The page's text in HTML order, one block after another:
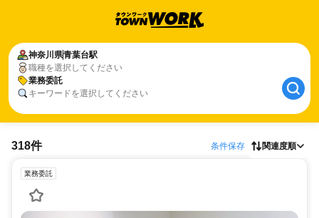
神奈川県青葉台駅
職種を選択してください
業務委託
キーワードを選択してください
318件 条件保存 関連度順
業務委託